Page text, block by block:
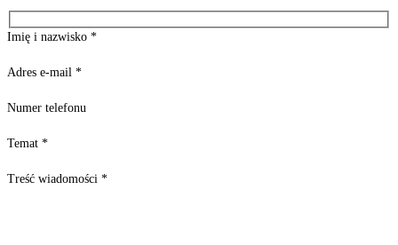
Imię i nazwisko *
Adres e-mail *
Numer telefonu
Temat *
Treść wiadomości *